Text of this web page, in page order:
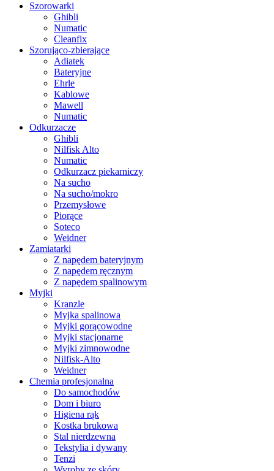
Szorowarki
Ghibli
Numatic
Cleanfix
Szorująco-zbierające
Adiatek
Bateryjne
Ehrle
Kablowe
Mawell
Numatic
Odkurzacze
Ghibli
Nilfisk Alto
Numatic
Odkurzacz piekarniczy
Na sucho
Na sucho/mokro
Przemysłowe
Piorące
Soteco
Weidner
Zamiatarki
Z napędem bateryjnym
Z napędem ręcznym
Z napędem spalinowym
Myjki
Kranzle
Myjka spalinowa
Myjki gorącowodne
Myjki stacjonarne
Myjki zimnowodne
Nilfisk-Alto
Weidner
Chemia profesjonalna
Do samochodów
Dom i biuro
Higiena rąk
Kostka brukowa
Stal nierdzewna
Tekstylia i dywany
Tenzi